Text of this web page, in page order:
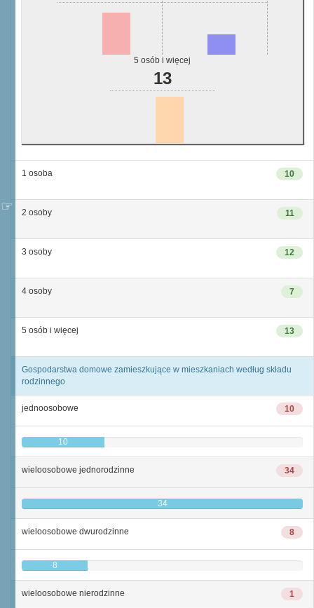
5 osób i więcej
13
10
1 osoba
11
2 osoby
12
3 osoby
7
4 osoby
13
5 osób i więcej
Gospodarstwa domowe zamieszkujące w mieszkaniach według składu
rodzinnego
10
jednoosobowe
10
34
wieloosobowe jednorodzinne
34
8
wieloosobowe dwurodzinne
8
1
wieloosobowe nierodzinne